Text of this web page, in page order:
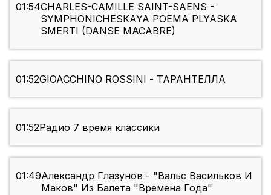
01:54CHARLES-CAMILLE SAINT-SAENS -
SYMPHONICHESKAYA POEMA PLYASKA
SMERTI (DANSE MACABRE)
01:52GIOACCHINO ROSSINI - ТАРАНТЕЛЛА
01:52Радио 7 время классики
01:49Александр Глазунов - "Вальс Васильков И
Маков" Из Балета "Времена Года"